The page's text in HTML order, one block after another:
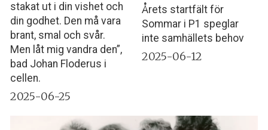
stakat ut i din vishet och
din godhet. Den må vara
brant, smal och svår.
Men låt mig vandra den”,
bad Johan Floderus i
cellen.
2025-06-25
Årets startfält för
Sommar i P1 speglar
inte samhällets behov
2025-06-12